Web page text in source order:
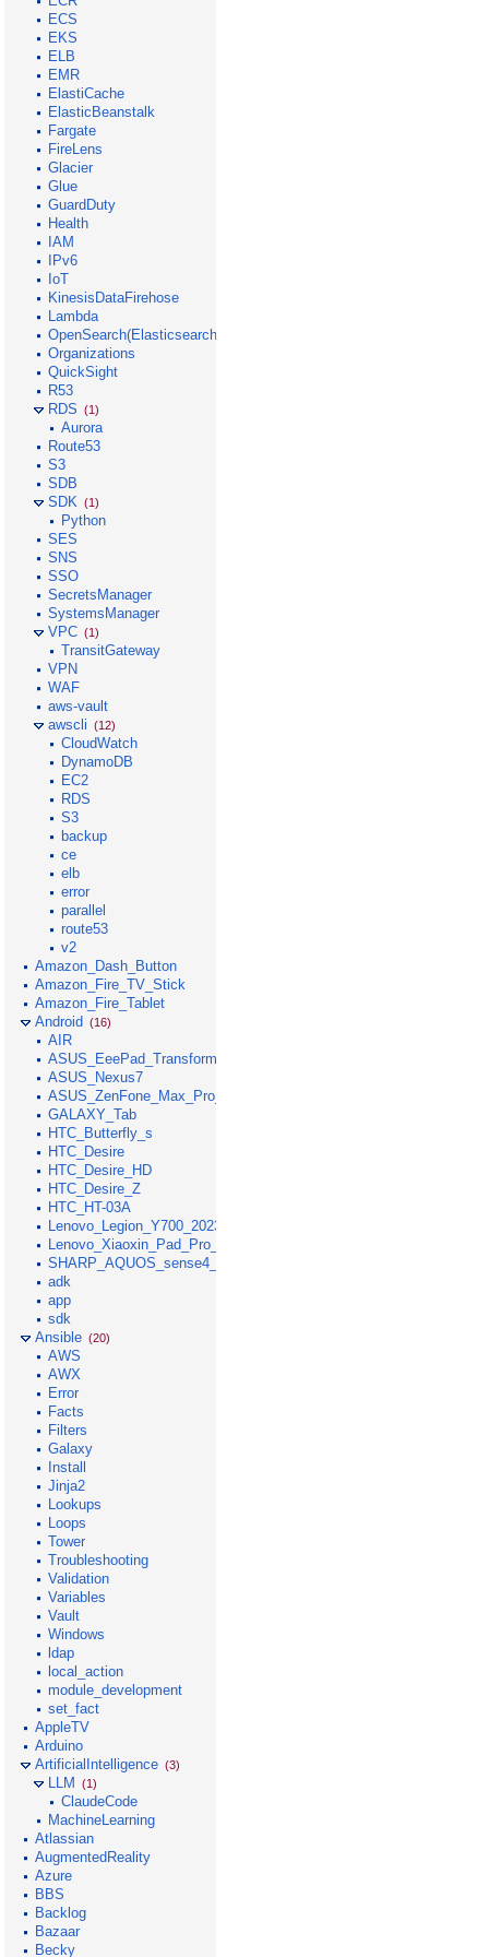
ECS
EKS
ELB
EMR
ElastiCache
ElasticBeanstalk
Fargate
FireLens
Glacier
Glue
GuardDuty
Health
IAM
IPv6
IoT
KinesisDataFirehose
Lambda
OpenSearch(Elasticsearch)
Organizations
QuickSight
R53
RDS (1)
Aurora
Route53
S3
SDB
SDK (1)
Python
SES
SNS
SSO
SecretsManager
SystemsManager
VPC (1)
TransitGateway
VPN
WAF
aws-vault
awscli (12)
CloudWatch
DynamoDB
EC2
RDS
S3
backup
ce
elb
error
parallel
route53
v2
Amazon_Dash_Button
Amazon_Fire_TV_Stick
Amazon_Fire_Tablet
Android (16)
AIR
ASUS_EeePad_Transformer
ASUS_Nexus7
ASUS_ZenFone_Max_Pro_M1
GALAXY_Tab
HTC_Butterfly_s
HTC_Desire
HTC_Desire_HD
HTC_Desire_Z
HTC_HT-03A
Lenovo_Legion_Y700_2023
Lenovo_Xiaoxin_Pad_Pro_GT_2025
SHARP_AQUOS_sense4_lite
adk
app
sdk
Ansible (20)
AWS
AWX
Error
Facts
Filters
Galaxy
Install
Jinja2
Lookups
Loops
Tower
Troubleshooting
Validation
Variables
Vault
Windows
ldap
local_action
module_development
set_fact
AppleTV
Arduino
ArtificialIntelligence (3)
LLM (1)
ClaudeCode
MachineLearning
Atlassian
AugmentedReality
Azure
BBS
Backlog
Bazaar
Becky